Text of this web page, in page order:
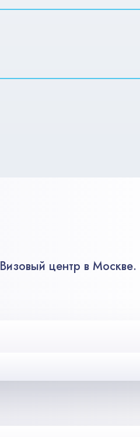
Визовый центр в Москве.